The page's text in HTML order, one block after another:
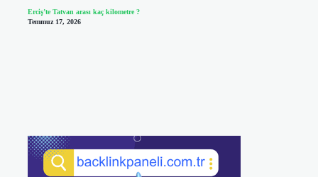
Erciş’te Tatvan arası kaç kilometre ?
Temmuz 17, 2026